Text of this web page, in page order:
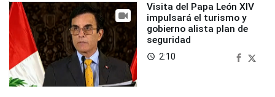
Visita del Papa León XIV
impulsará el turismo y
gobierno alista plan de
seguridad
access_time 2:10